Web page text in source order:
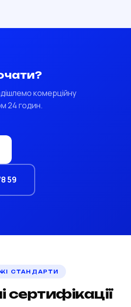
комерційну
24 годин.
59
СТАНДАРТИ
сертифікації